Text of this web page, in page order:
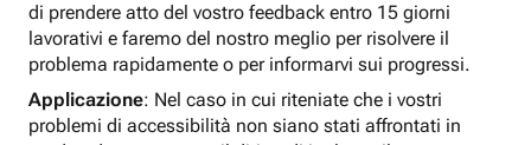
di prendere atto del vostro feedback entro 15 giorni
lavorativi e faremo del nostro meglio per risolvere il
problema rapidamente o per informarvi sui progressi.
Applicazione: Nel caso in cui riteniate che i vostri
problemi di accessibilità non siano stati affrontati in